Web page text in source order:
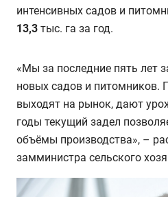
интенсивных садов и
13,3 тыс. га за год.
«Мы за последние пять лет
новых садов и питомников.
выходят на рынок, дают
годы текущий задел
объёмы производства», –
замминистра сельского